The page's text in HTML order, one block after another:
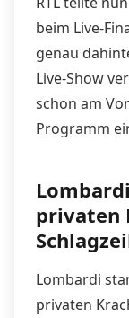
beim Live-
genau
Live-Show
schon am
Programm
privaten
Lombardi
privaten